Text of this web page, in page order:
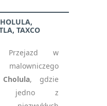
TAXCO
Przejazd w
Cholula, gdzie
jedno z